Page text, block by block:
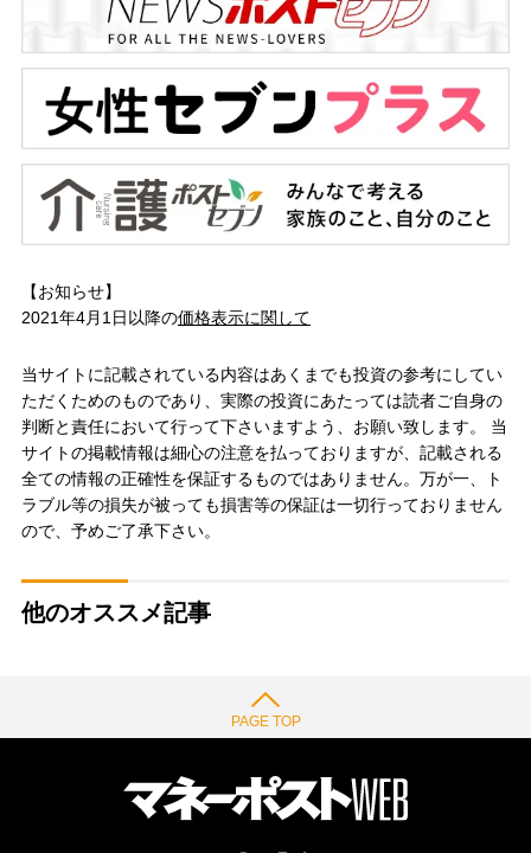
【お知らせ】
2021年4月1日以降の価格表示に関して
当サイトに記載されている内容はあくまでも投資の参考にしてい
ただくためのものであり、実際の投資にあたっては読者ご自身の
判断と責任において行って下さいますよう、お願い致します。 当
サイトの掲載情報は細心の注意を払っておりますが、記載される
全ての情報の正確性を保証するものではありません。万が一、ト
ラブル等の損失が被っても損害等の保証は一切行っておりません
ので、予めご了承下さい。
他のオススメ記事
PAGE TOP